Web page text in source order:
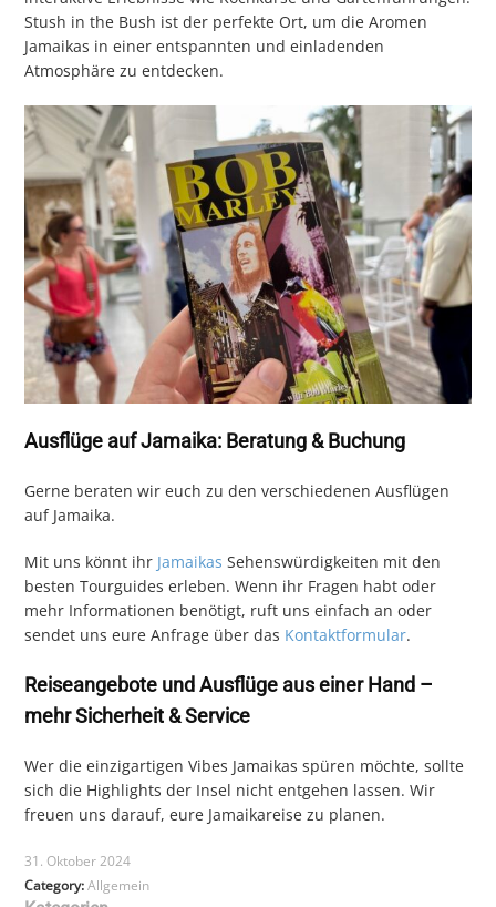
Stush in the Bush ist der perfekte Ort, um die Aromen
Jamaikas in einer entspannten und einladenden
Atmosphäre zu entdecken.
Ausflüge auf Jamaika: Beratung & Buchung
Gerne beraten wir euch zu den verschiedenen Ausflügen
auf Jamaika.
Mit uns könnt ihr Jamaikas Sehenswürdigkeiten mit den
besten Tourguides erleben. Wenn ihr Fragen habt oder
mehr Informationen benötigt, ruft uns einfach an oder
sendet uns eure Anfrage über das Kontaktformular.
Reiseangebote und Ausflüge aus einer Hand –
mehr Sicherheit & Service
Wer die einzigartigen Vibes Jamaikas spüren möchte, sollte
sich die Highlights der Insel nicht entgehen lassen. Wir
freuen uns darauf, eure Jamaikareise zu planen.
31. Oktober 2024
Category:Allgemein